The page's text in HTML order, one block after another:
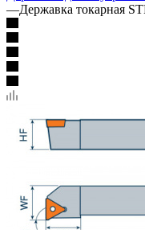
—Державка токарная